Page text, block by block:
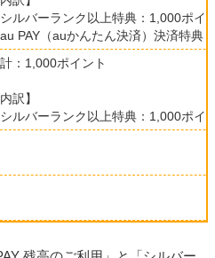
シルバーランク以上特典：1,000ポイ
au PAY（auかんたん決済）決済特典
：1,000ポイント
内訳】
シルバーランク以上特典：1,000ポイ